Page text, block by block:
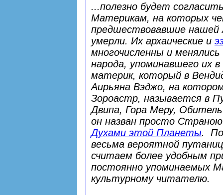
...полезно будет
Материкам, на которых
предшествовавшие нашей
умерли. Их архаические и
многочисленны и
народа, упоминавшего их
материк, который в
Аирьяна Вэджо, на
Зороастр, называется в
Двипа, Гора Меру,
он назван просто
Духами этой Планеты.
весьма вероятной
считаем более удобным
постоянно упоминаемых
культурному читателю.